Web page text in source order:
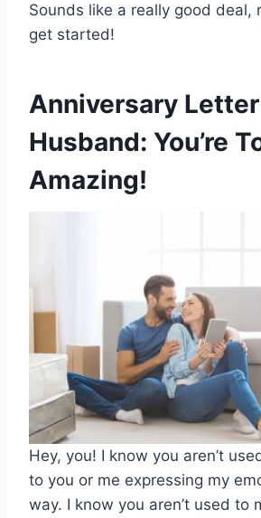
Sounds like a really good deal,
get started!
Anniversary
Husband: You’re
Amazing!
Hey, you! I know you aren’t
to you or me expressing my
way. I know you aren’t used to